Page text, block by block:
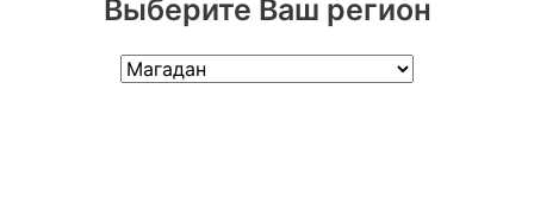
Выберите Ваш регион